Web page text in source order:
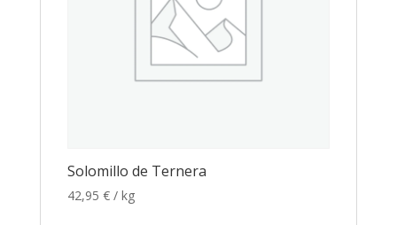
Solomillo de Ternera
42,95 € / kg